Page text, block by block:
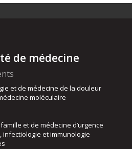
de médecine
et de médecine de la douleur
moléculaire
et de médecine d’urgence
infectiologie et immunologie